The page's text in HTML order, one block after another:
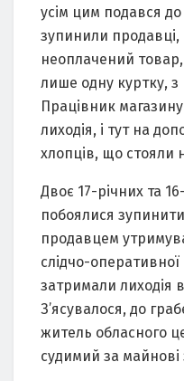
усім цим подався
зупинили
неоплачений
лише одну куртку,
Працівник
лиходія, і тут на
хлопців, що стояли
Двоє 17-річних та
побоялися
продавцем
слідчо-оперативної
затримали лиходія
З’ясувалося, до
житель обласного
судимий за майнові